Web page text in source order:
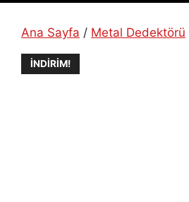
Ana Sayfa / Metal Dedektörü
İNDIRIM!